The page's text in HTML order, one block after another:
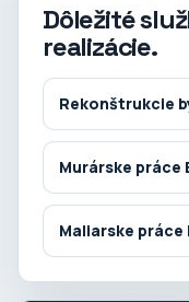
Dôležité
realizácie.
Rekonštrukcie
Murárske práce
Maliarske